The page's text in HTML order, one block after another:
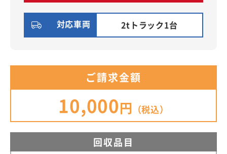
対応車両 2tトラック1台
ご請求金額
10,000円 （税込）
回収品目